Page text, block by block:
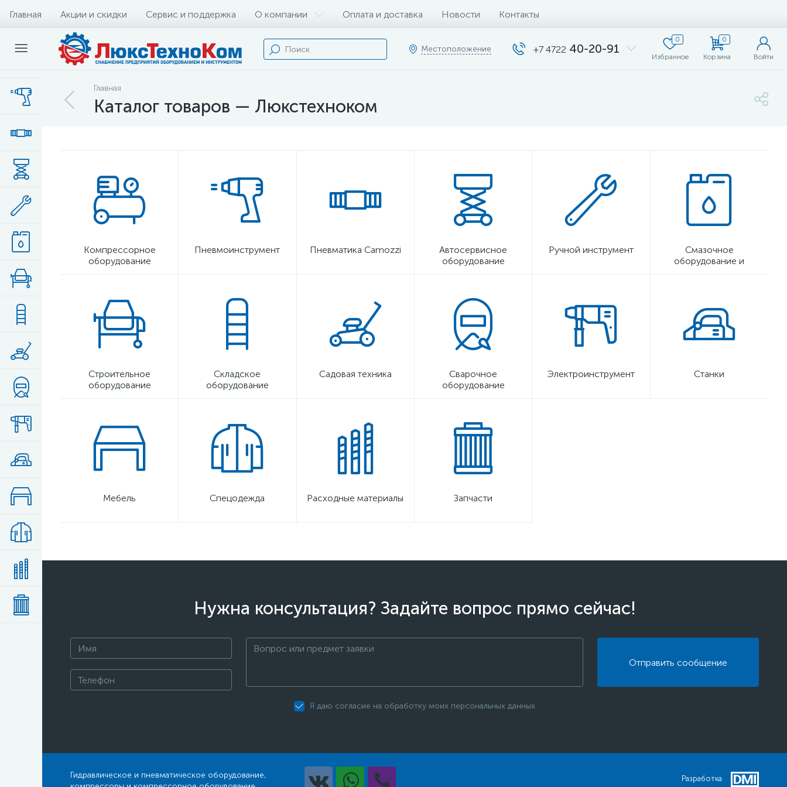
Главная Акции и скидки Сервис и поддержка О компании Оплата и доставка Новости Контакты
Местоположение +7 4722 40-20-91
0
Избранное
0
Корзина Войти
Главная
Каталог товаров — Люкстехноком
Компрессорное
оборудование
Пневмоинструмент Пневматика Camozzi
Автосервисное
оборудование
Ручной инструмент
Смазочное
оборудование и
Строительное
оборудование
Складское
оборудование
Садовая техника
Сварочное
оборудование
Электроинструмент Станки
Мебель Спецодежда Расходные материалы Запчасти
Нужна консультация? Задайте вопрос прямо сейчас!
Отправить сообщение
Я даю согласие на обработку моих персональных данных
Гидравлическое и пневматическое оборудование,
Разработка